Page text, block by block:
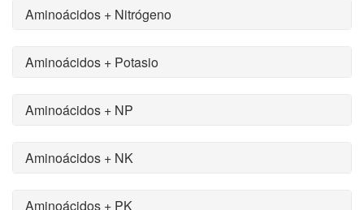
Aminoácidos + Nitrógeno
Aminoácidos + Potasio
Aminoácidos + NP
Aminoácidos + NK
Aminoácidos + PK